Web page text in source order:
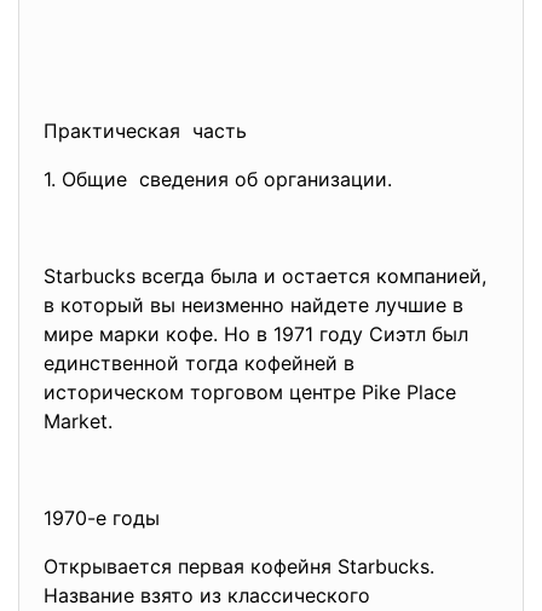
Практическая часть
1. Общие сведения об организации.
Starbucks всегда была и остается компанией,
в который вы неизменно найдете лучшие в
мире марки кофе. Но в 1971 году Сиэтл был
единственной тогда кофейней в
историческом торговом центре Pike Place
Market.
1970-е годы
Открывается первая кофейня Starbucks.
Название взято из классического